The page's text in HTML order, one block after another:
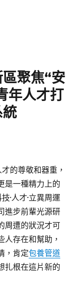
聚焦“安
年人才打
的尊敬和器重，
是一種精力上的
·人才·立異周運
進步前輩光源研
周遭的狀況才可
人存在和幫助，
，肯定包養管道
扎根在這片新的